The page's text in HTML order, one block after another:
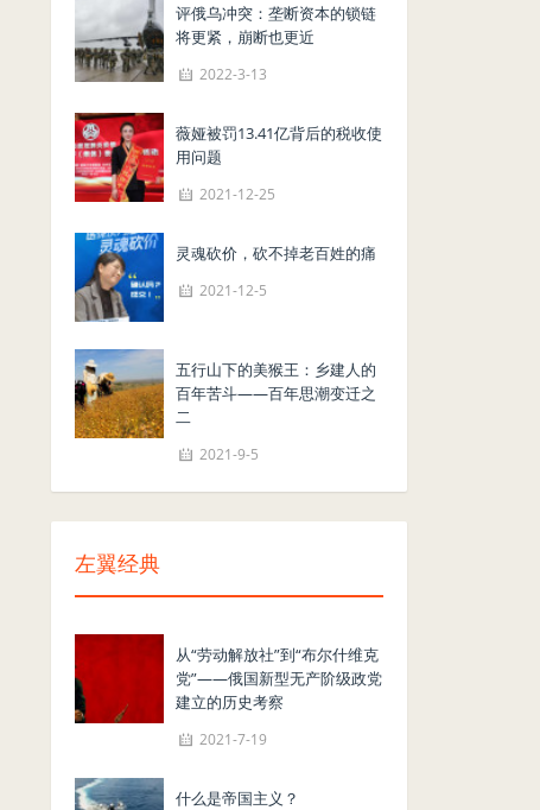
评俄乌冲突：垄断资本的锁链
将更紧，崩断也更近
2022-3-13
薇娅被罚13.41亿背后的税收使
用问题
2021-12-25
灵魂砍价，砍不掉老百姓的痛
2021-12-5
五行山下的美猴王：乡建人的
百年苦斗——百年思潮变迁之
二
2021-9-5
左翼经典
从“劳动解放社”到“布尔什维克
党”——俄国新型无产阶级政党
建立的历史考察
2021-7-19
什么是帝国主义？